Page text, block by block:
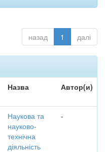
назад 1 далі
Назва Автор(и)
Наукова та
науково-
технічна
діяльність
-